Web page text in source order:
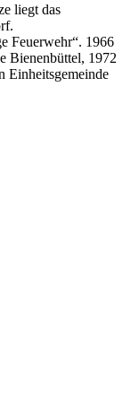
liegt das
Feuerwehr“. 1966
Bienenbüttel, 1972
Einheitsgemeinde